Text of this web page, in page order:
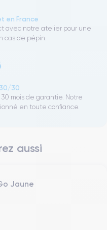
en France
avec notre atelier pour une
cas de pépin.
30
mois de garantie. Notre
en toute confiance.
aussi
Jaune